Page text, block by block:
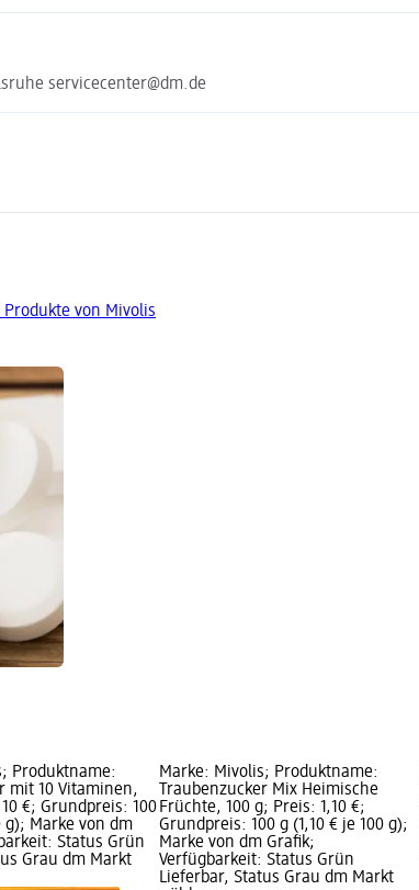
servicecenter@dm.de
von Mivolis
Produktname:
mit 10 Vitaminen,
€; Grundpreis: 100
g); Marke von dm
Status Grün
Grau dm Markt
Marke: Mivolis; Produktname:
Traubenzucker Mix Heimische
Früchte, 100 g; Preis: 1,10 €;
Grundpreis: 100 g (1,10 € je 100 g);
Marke von dm Grafik;
Verfügbarkeit: Status Grün
Lieferbar, Status Grau dm Markt